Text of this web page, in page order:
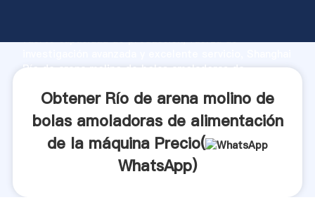
fuerte capacidad de producción, fuerza de
Río de arena molino de bolas amoladoras de
aporta valores a todos los clientes.
Obtener Río de arena molino de
bolas amoladoras de alimentación
de la máquina Precio(
WhatsApp)